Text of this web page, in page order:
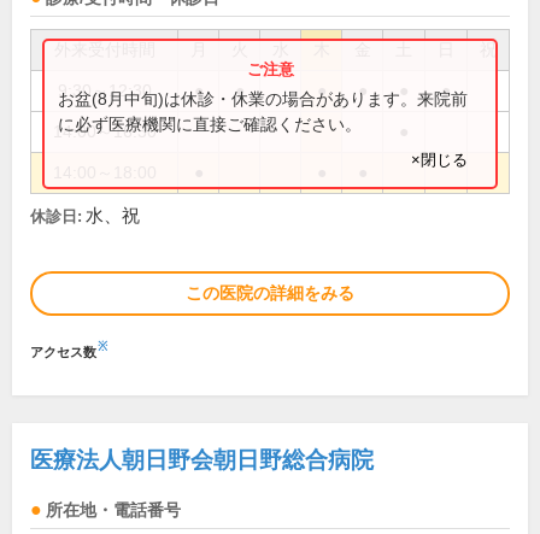
祝
9:30～12:30 ● ● ● ● ●
14:00～16:30
お盆(8月中旬)は休診・休業の場合があります。来院前
に必ず医療機関に直接ご確認ください。
×閉じる
休診日: 水、祝
この医院の詳細をみる
アクセス数※
医療法人朝日野会朝日野総合病院
所在地・電話番号